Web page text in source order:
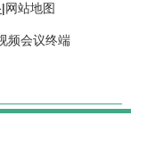
|网站地图
频会议终端